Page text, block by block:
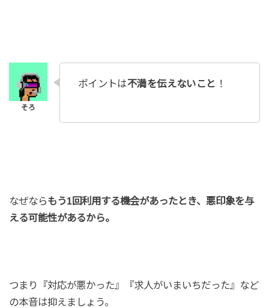
ポイントは不満を伝えないこと ！
なぜならもう1回利用する機会があったとき、悪印象を与
える可能性があるから。
つまり『対応が悪かった』『求人がいまいちだった』など
の本音は抑えましょう。